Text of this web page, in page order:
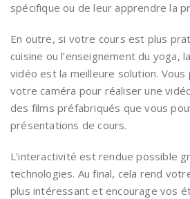
spécifique ou de leur apprendre la
En outre, si votre cours est plus
cuisine ou l’enseignement du yoga,
vidéo est la meilleure solution.
votre caméra pour réaliser une
des films préfabriqués que vous
présentations de cours.
L’interactivité est rendue possible
technologies. Au final, cela rend
plus intéressant et encourage vos